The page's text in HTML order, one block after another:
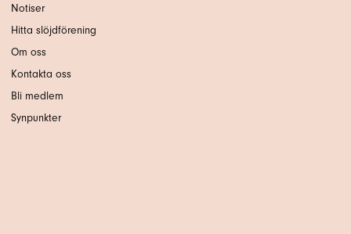
Notiser
Hitta slöjdförening
Om oss
Kontakta oss
Bli medlem
Synpunkter